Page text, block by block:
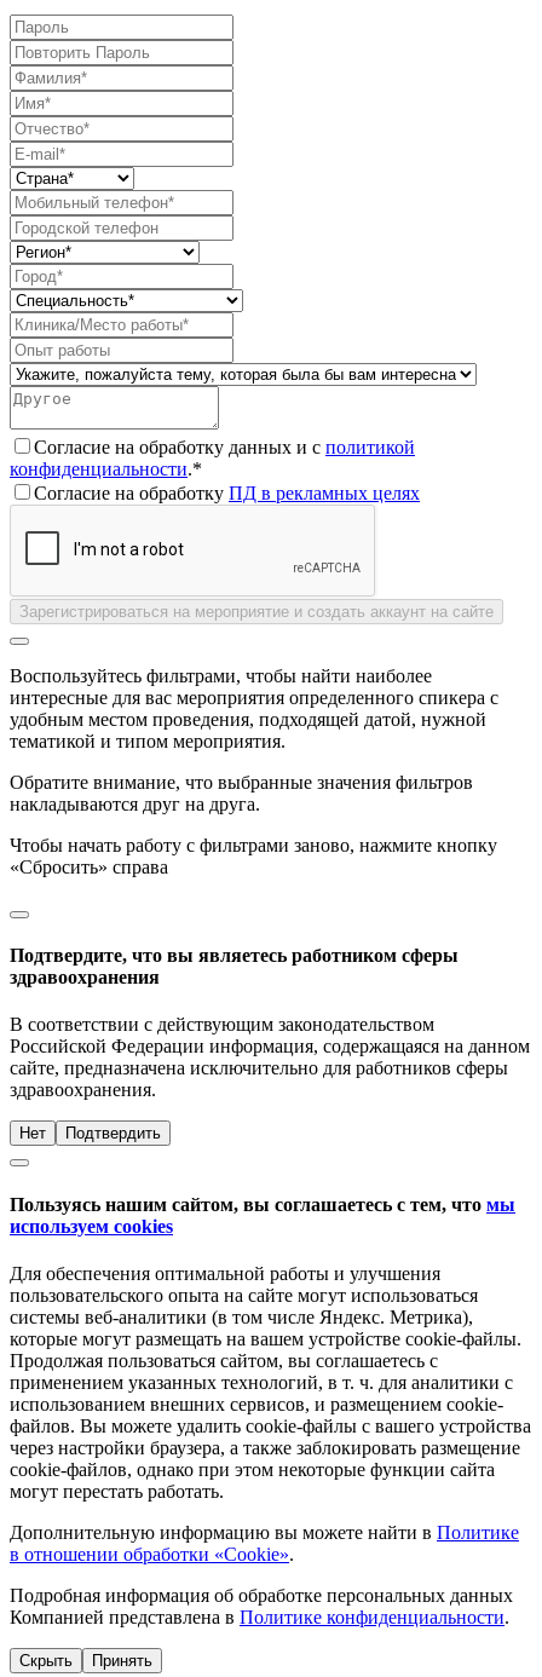
Согласие на обработку данных и с политикой
конфиденциальности.*
Согласие на обработку ПД в рекламных целях
Зарегистрироваться на мероприятие и создать аккаунт на сайте
Воспользуйтесь фильтрами, чтобы найти наиболее
интересные для вас мероприятия определенного спикера с
удобным местом проведения, подходящей датой, нужной
тематикой и типом мероприятия.
Обратите внимание, что выбранные значения фильтров
накладываются друг на друга.
Чтобы начать работу с фильтрами заново, нажмите кнопку
«Сбросить» справа
Подтвердите, что вы являетесь работником сферы
здравоохранения
В соответствии с действующим законодательством
Российской Федерации информация, содержащаяся на данном
сайте, предназначена исключительно для работников сферы
здравоохранения.
Нет Подтвердить
Пользуясь нашим сайтом, вы соглашаетесь с тем, что мы
используем cookies
Для обеспечения оптимальной работы и улучшения
пользовательского опыта на сайте могут использоваться
системы веб-аналитики (в том числе Яндекс. Метрика),
которые могут размещать на вашем устройстве cookie-файлы.
Продолжая пользоваться сайтом, вы соглашаетесь с
применением указанных технологий, в т. ч. для аналитики с
использованием внешних сервисов, и размещением cookie-
файлов. Вы можете удалить cookie-файлы с вашего устройства
через настройки браузера, а также заблокировать размещение
cookie-файлов, однако при этом некоторые функции сайта
могут перестать работать.
Дополнительную информацию вы можете найти в Политике
в отношении обработки «Cookie».
Подробная информация об обработке персональных данных
Компанией представлена в Политике конфиденциальности.
Скрыть Принять